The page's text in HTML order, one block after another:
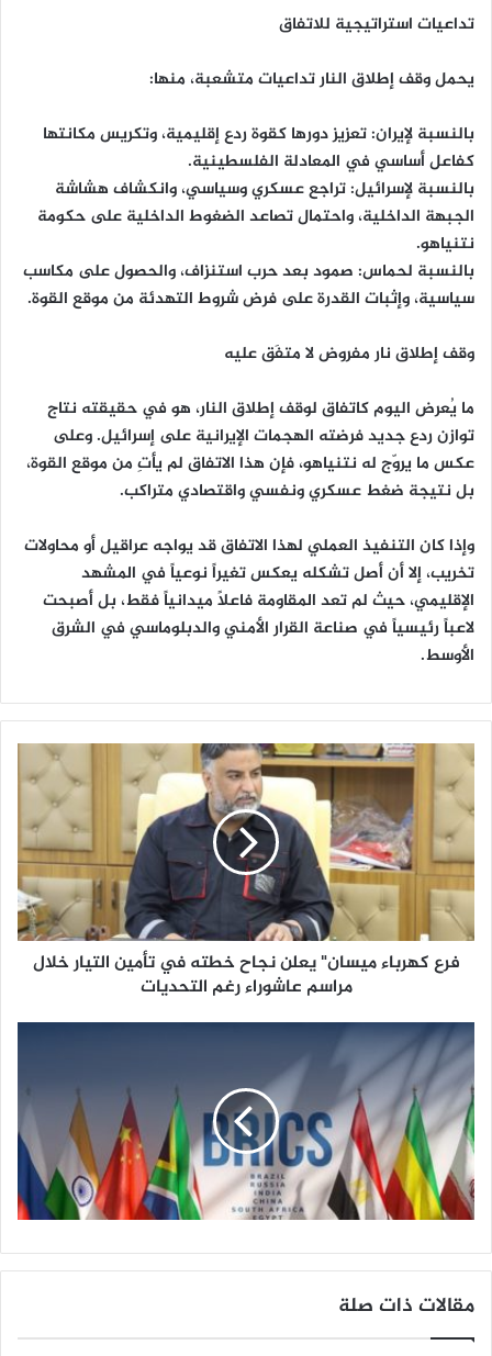
تداعيات استراتيجية للاتفاق
يحمل وقف إطلاق النار تداعيات متشعبة، منها:
بالنسبة لإيران: تعزيز دورها كقوة ردع إقليمية، وتكريس مكانتها
كفاعل أساسي في المعادلة الفلسطينية.
بالنسبة لإسرائيل: تراجع عسكري وسياسي، وانكشاف هشاشة
الجبهة الداخلية، واحتمال تصاعد الضغوط الداخلية على حكومة
نتنياهو.
بالنسبة لحماس: صمود بعد حرب استنزاف، والحصول على مكاسب
سياسية، وإثبات القدرة على فرض شروط التهدئة من موقع القوة.
وقف إطلاق نار مفروض لا متفَق عليه
ما يُعرض اليوم كاتفاق لوقف إطلاق النار، هو في حقيقته نتاج
توازن ردع جديد فرضته الهجمات الإيرانية على إسرائيل. وعلى
عكس ما يروّج له نتنياهو، فإن هذا الاتفاق لم يأتِ من موقع القوة،
بل نتيجة ضغط عسكري ونفسي واقتصادي متراكب.
وإذا كان التنفيذ العملي لهذا الاتفاق قد يواجه عراقيل أو محاولات
تخريب، إلا أن أصل تشكله يعكس تغيراً نوعياً في المشهد
الإقليمي، حيث لم تعد المقاومة فاعلاً ميدانياً فقط، بل أصبحت
لاعباً رئيسياً في صناعة القرار الأمني والدبلوماسي في الشرق
الأوسط.
ف
ع
ك
ر
ب
ء
ا
ن
"
ي
ع
ل
ن
ن
ج
ح
ط
فرع كهرباء ميسان" يعلن نجاح خطته في تأمين التيار خلال
مراسم عاشوراء رغم التحديات
مقالات ذات صلة